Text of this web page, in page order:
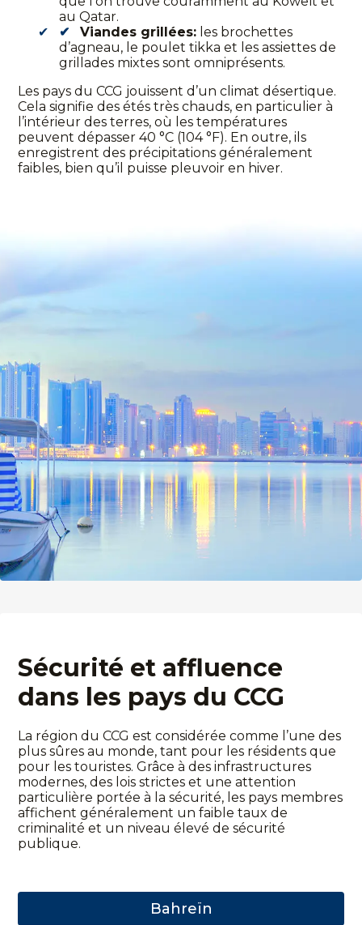
au Qatar.
Viandes grillées: les brochettes
d’agneau, le poulet tikka et les assiettes de
grillades mixtes sont omniprésents.
Les pays du CCG jouissent d’un climat désertique.
Cela signifie des étés très chauds, en particulier à
l’intérieur des terres, où les températures
peuvent dépasser 40 °C (104 °F). En outre, ils
enregistrent des précipitations généralement
faibles, bien qu’il puisse pleuvoir en hiver.
Sécurité et affluence
dans les pays du CCG
La région du CCG est considérée comme l’une des
plus sûres au monde, tant pour les résidents que
pour les touristes. Grâce à des infrastructures
modernes, des lois strictes et une attention
particulière portée à la sécurité, les pays membres
affichent généralement un faible taux de
criminalité et un niveau élevé de sécurité
publique.
Bahreïn